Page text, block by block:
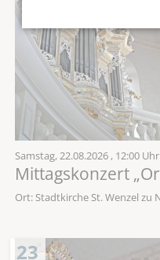
Samstag,22.08.2026 , 12:00 Uhr
Mittagskonzert
Ort: Stadtkirche St. Wenzel zu
23